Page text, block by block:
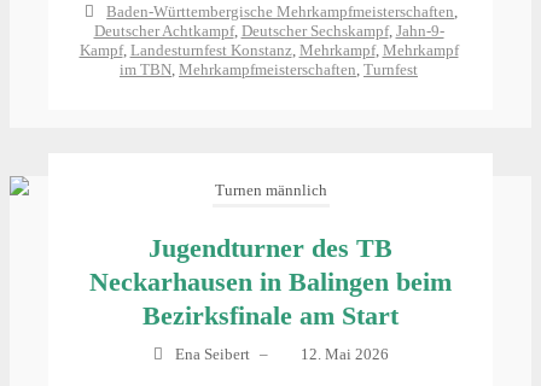
Baden-Württembergische Mehrkampfmeisterschaften
Deutscher Achtkampf, Deutscher Sechskampf, Jahn-9-
Kampf, Landesturnfest Konstanz, Mehrkampf, Mehrkampf
im TBN Mehrkampfmeisterschaften Turnfest
Turnen männlich
Jugendturner des TB
Neckarhausen in Balingen beim
Bezirksfinale am Start
Ena Seibert – 12. Mai 2026